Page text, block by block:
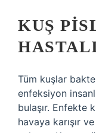
KUŞ
Tüm kuşlar
enfeksiyon
bulaşır. Enfekte
havaya karışır